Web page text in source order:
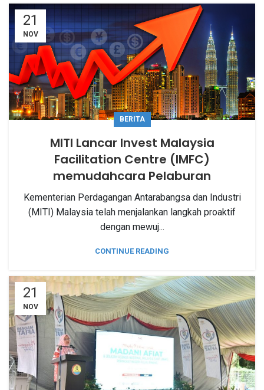
21
NOV
BERITA
MITI Lancar Invest Malaysia
Facilitation Centre (IMFC)
memudahcara Pelaburan
Kementerian Perdagangan Antarabangsa dan Industri
(MITI) Malaysia telah menjalankan langkah proaktif
dengan mewuj...
CONTINUE READING
21
NOV